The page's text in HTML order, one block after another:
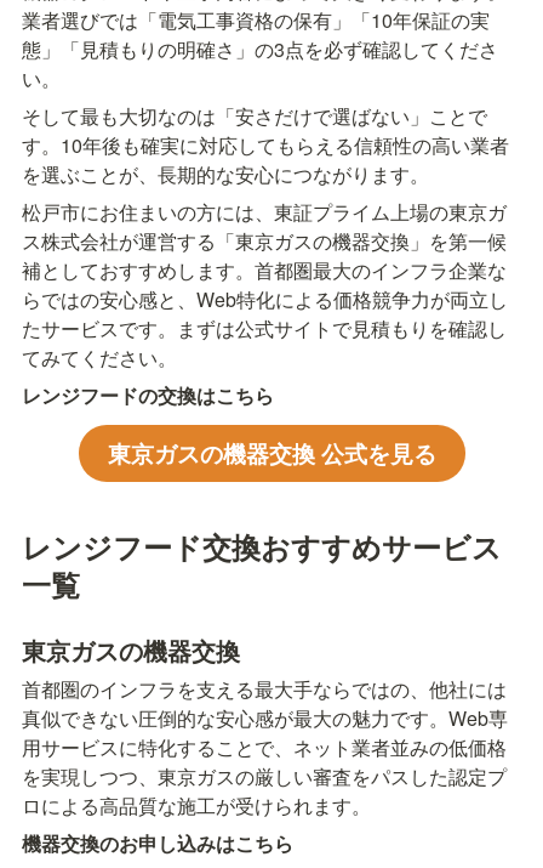
業者選びでは「電気工事資格の保有」「10年保証の実
態」「見積もりの明確さ」の3点を必ず確認してくださ
い。
そして最も大切なのは「安さだけで選ばない」ことで
す。10年後も確実に対応してもらえる信頼性の高い業者
を選ぶことが、長期的な安心につながります。
松戸市にお住まいの方には、東証プライム上場の東京ガ
ス株式会社が運営する「東京ガスの機器交換」を第一候
補としておすすめします。首都圏最大のインフラ企業な
らではの安心感と、Web特化による価格競争力が両立し
たサービスです。まずは公式サイトで見積もりを確認し
てみてください。
レンジフードの交換はこちら
東京ガスの機器交換 公式を見る
レンジフード交換おすすめサービス
一覧
東京ガスの機器交換
首都圏のインフラを支える最大手ならではの、他社には
真似できない圧倒的な安心感が最大の魅力です。Web専
用サービスに特化することで、ネット業者並みの低価格
を実現しつつ、東京ガスの厳しい審査をパスした認定プ
ロによる高品質な施工が受けられます。
機器交換のお申し込みはこちら